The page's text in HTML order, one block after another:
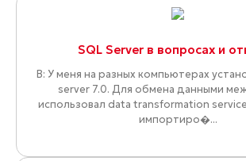
SQL Server в вопросах и
В: У меня на разных компьютерах
server 7.0. Для обмена данными
использовал data transformation
импортиро�...